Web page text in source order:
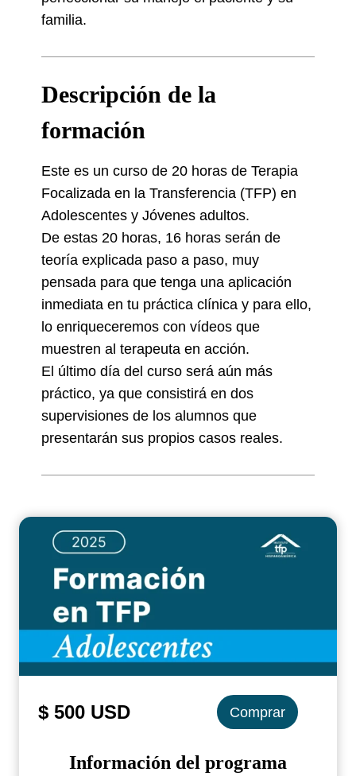
familia.
Descripción de la
formación
Este es un curso de 20 horas de Terapia
Focalizada en la Transferencia (TFP) en
Adolescentes y Jóvenes adultos.
De estas 20 horas, 16 horas serán de
teoría explicada paso a paso, muy
pensada para que tenga una aplicación
inmediata en tu práctica clínica y para ello,
lo enriqueceremos con vídeos que
muestren al terapeuta en acción.
El último día del curso será aún más
práctico, ya que consistirá en dos
supervisiones de los alumnos que
presentarán sus propios casos reales.
$ 500 USD Comprar
Información del programa